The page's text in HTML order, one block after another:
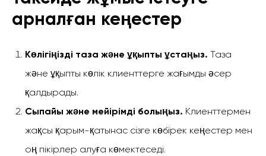
арналған кеңестер
Көлігіңізді таза және ұқыпты ұстаңыз. Таза
және ұқыпты көлік клиенттерге жағымды әсер
қалдырады.
Сыпайы және мейірімді болыңыз. Клиенттермен
жақсы қарым-қатынас сізге көбірек кеңестер мен
оң пікірлер алуға көмектеседі.